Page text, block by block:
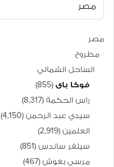
مَصر
مطروح
الساحل الشمالي
فوكا باى (
855
)
راس الحكمة (
8,317
)
سيدي عبد الرحمن (
4,150
)
العلمين (
2,919
)
سيلفر ساندس (
851
)
مرسي بغوش (
467
)